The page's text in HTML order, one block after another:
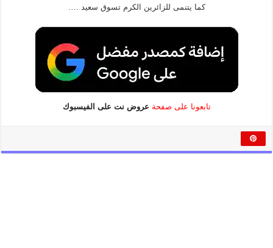
كما يتنمى للزائرين الكرم تسوق سعيد ….
تابعونا على صفحة عروض نت على الفيسبوك